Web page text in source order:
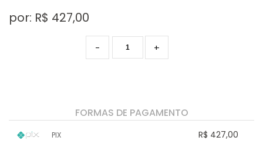
por: R$ 427,00
+
-
FORMAS DE PAGAMENTO
PIX R$ 427,00